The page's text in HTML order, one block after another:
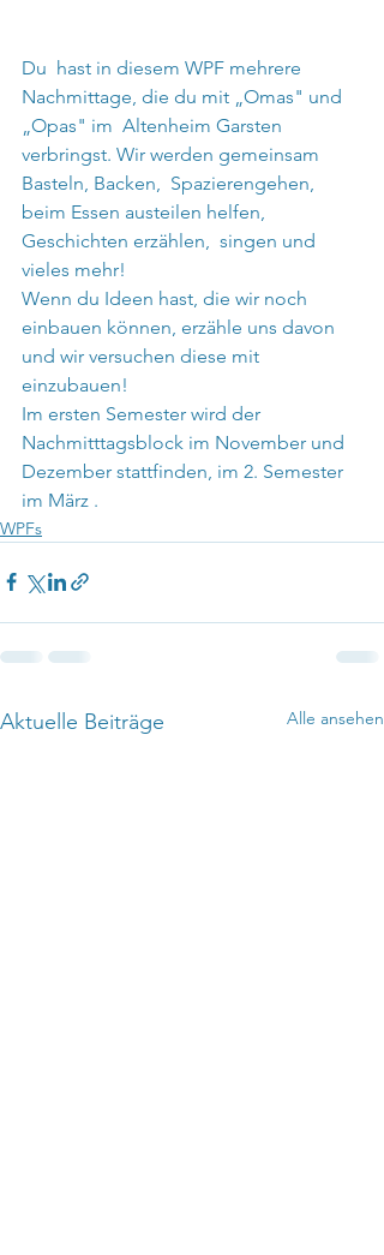
Du  hast in diesem WPF mehrere
Nachmittage, die du mit „Omas" und
„Opas" im  Altenheim Garsten
verbringst. Wir werden gemeinsam
Basteln, Backen,  Spazierengehen,
beim Essen austeilen helfen,
Geschichten erzählen,  singen und
vieles mehr!
Wenn du Ideen hast, die wir noch
einbauen können, erzähle uns davon
und wir versuchen diese mit
einzubauen!
Im ersten Semester wird der
Nachmitttagsblock im November und
Dezember stattfinden, im 2. Semester
im März .
WPFs
Aktuelle Beiträge Alle ansehen